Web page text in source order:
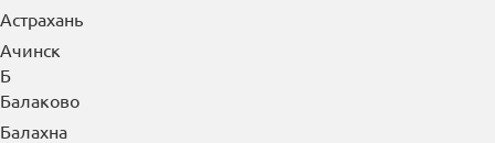
Астрахань
Ачинск
Б
Балаково
Балахна